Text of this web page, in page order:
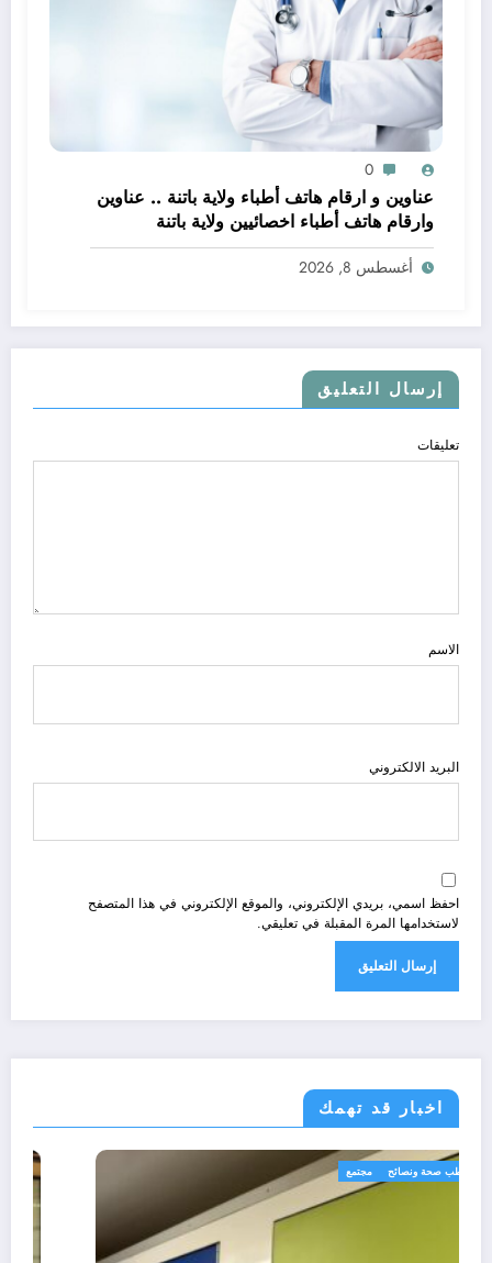
0
عناوين و ارقام هاتف أطباء ولاية باتنة .. عناوين
وارقام هاتف أطباء اخصائيين ولاية باتنة
أغسطس 8, 2026
إرسال التعليق
تعليقات
الاسم
البريد الالكتروني
احفظ اسمي، بريدي الإلكتروني، والموقع الإلكتروني في هذا المتصفح
لاستخدامها المرة المقبلة في تعليقي.
اخبار قد تهمك
رياضة طب صحة ونصائح مجتمع